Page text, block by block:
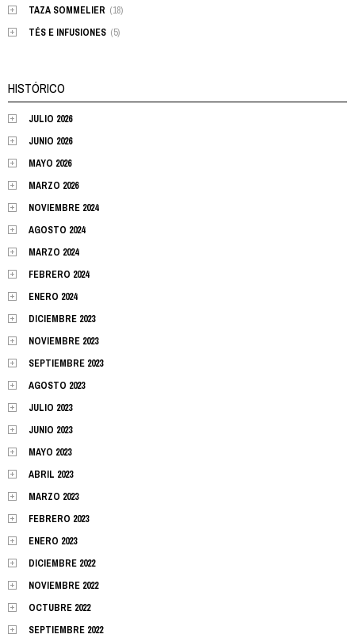
TAZA SOMMELIER (18)
TÉS E INFUSIONES (5)
HISTÓRICO
JULIO 2026
JUNIO 2026
MAYO 2026
MARZO 2026
NOVIEMBRE 2024
AGOSTO 2024
MARZO 2024
FEBRERO 2024
ENERO 2024
DICIEMBRE 2023
NOVIEMBRE 2023
SEPTIEMBRE 2023
AGOSTO 2023
JULIO 2023
JUNIO 2023
MAYO 2023
ABRIL 2023
MARZO 2023
FEBRERO 2023
ENERO 2023
DICIEMBRE 2022
NOVIEMBRE 2022
OCTUBRE 2022
SEPTIEMBRE 2022